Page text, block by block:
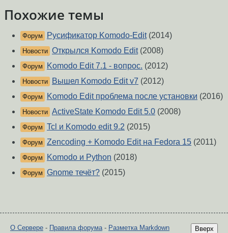
Похожие темы
Форум Русификатор Komodo-Edit(2014)
Новости Открылся Komodo Edit(2008)
Форум Komodo Edit 7.1 - вопрос. (2012)
Новости Вышел Komodo Edit v7 (2012)
Форум Komodo Edit проблема после установки (2016)
Новости ActiveState Komodo Edit 5.0 (2008)
Форум Tcl и Komodo edit 9.2 (2015)
Форум Zencoding + Komodo Edit на Fedora 15 (2011)
Форум Komodo и Python (2018)
Форум Gnome течёт? (2015)
Вверх
О Сервере - Правила форума- Разметка Markdown